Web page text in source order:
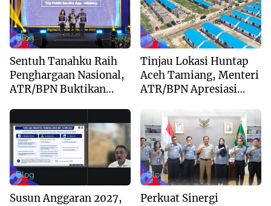
Blog
Sentuh Tanahku Raih
Penghargaan Nasional,
ATR/BPN Buktikan
Blog
Tinjau Lokasi Huntap
Aceh Tamiang, Menteri
ATR/BPN Apresiasi
Buddha Tzu Chi dan
Aguan
Blog
Susun Anggaran 2027,
Blog
Perkuat Sinergi